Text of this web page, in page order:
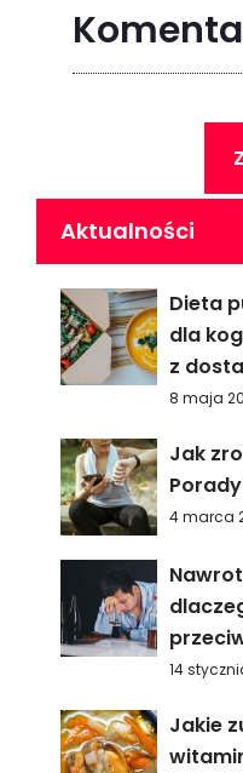
Aktualności
Dieta
dla
z
8 maja
Jak
4 marca
14
Jakie